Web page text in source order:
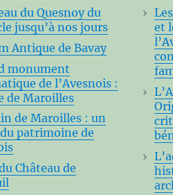
du Quesnoy du
jusqu’à nos jours
Antique de Bavay
monument
de l’Avesnois :
de Maroilles
de Maroilles : un
patrimoine de
Château de
et